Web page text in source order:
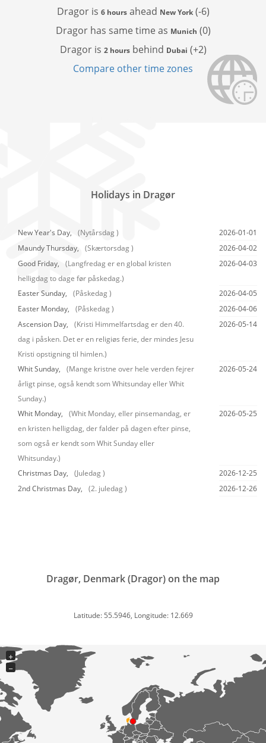
Dragor is 6 hoursahead New York(-6)
Dragor has same time as Munich (0)
Dragor is 2 hoursbehind Dubai (+2)
Compare other time zones
Holidays in Dragør
New Year's Day, (Nytårsdag )
2026-01-01
Maundy Thursday,
(Skærtorsdag )
2026-04-02
Good Friday,
(Langfredag er en global kristen
helligdag to dage før påskedag.)
2026-04-03
Easter Sunday, (Påskedag )
2026-04-05
Easter Monday,
(Påskedag )
2026-04-06
Ascension Day,
(Kristi Himmelfartsdag er den 40.
dag i påsken. Det er en religiøs ferie, der mindes Jesu
Kristi opstigning til himlen.)
2026-05-14
Whit Sunday,
(Mange kristne over hele verden fejrer
årligt pinse, også kendt som Whitsunday eller Whit
Sunday.)
2026-05-24
Whit Monday,
(Whit Monday, eller pinsemandag, er
en kristen helligdag, der falder på dagen efter pinse,
som også er kendt som Whit Sunday eller
Whitsunday.)
2026-05-25
Christmas Day, (Juledag )
2026-12-25
2nd Christmas Day,
(2. juledag ) 2026-12-26
Dragør, Denmark (Dragor) on the map
Latitude: 55.5946, Longitude: 12.669
+
−